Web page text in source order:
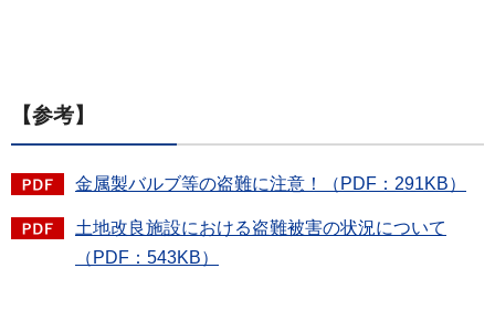
【参考】
金属製バルブ等の盗難に注意！（PDF：291KB）
土地改良施設における盗難被害の状況について
（PDF：543KB）